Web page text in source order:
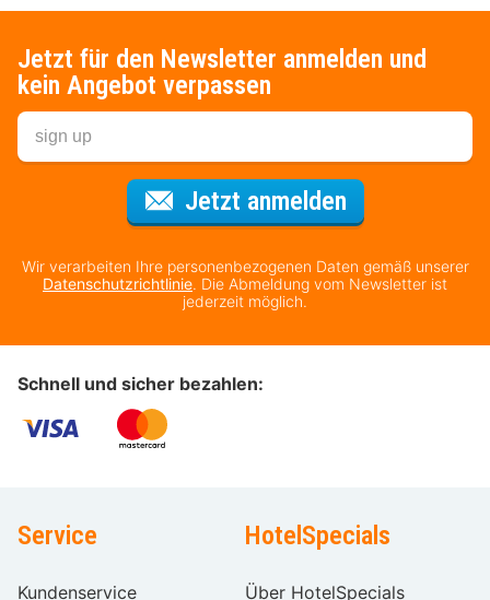
Jetzt für den Newsletter anmelden und
kein Angebot verpassen
Jetzt anmeldenFür den
Wir verarbeiten Ihre personenbezogenen Daten gemäß unserer
Datenschutzrichtlinie. Die Abmeldung vom Newsletter ist
jederzeit möglich.
Schnell und sicher bezahlen:
Service
Kundenservice
HotelSpecials
Über HotelSpecials